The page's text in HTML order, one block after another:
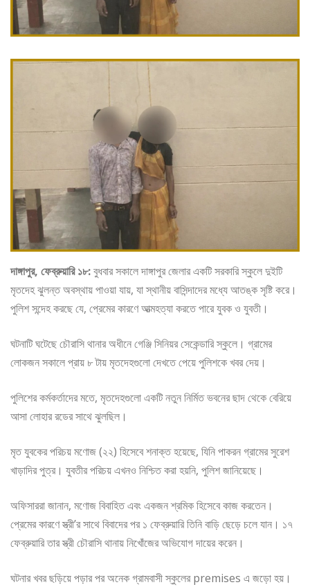
দাঙ্গাপুর, ফেব্রুয়ারি ১৮:বুধবার সকালে দাঙ্গাপুর জেলার একটি সরকারি স্কুলে দুইটি
মৃতদেহ ঝুলন্ত অবস্থায় পাওয়া যায়, যা স্থানীয় বাসিন্দাদের মধ্যে আতঙ্ক সৃষ্টি করে।
পুলিশ সন্দেহ করছে যে, প্রেমের কারণে আত্মহত্যা করতে পারে যুবক ও যুবতী।
ঘটনাটি ঘটেছে চৌরাসি থানার অধীনে গেঞ্জি সিনিয়র সেকেন্ডারি স্কুলে। গ্রামের
লোকজন সকালে প্রায় ৮ টায় মৃতদেহগুলো দেখতে পেয়ে পুলিশকে খবর দেয়।
পুলিশের কর্মকর্তাদের মতে, মৃতদেহগুলো একটি নতুন নির্মিত ভবনের ছাদ থেকে বেরিয়ে
আসা লোহার রডের সাথে ঝুলছিল।
মৃত যুবকের পরিচয় মণোজ (২২) হিসেবে শনাক্ত হয়েছে, যিনি পাকরন গ্রামের সুরেশ
খাড়াদির পুত্র। যুবতীর পরিচয় এখনও নিশ্চিত করা হয়নি, পুলিশ জানিয়েছে।
অফিসাররা জানান, মণোজ বিবাহিত এবং একজন শ্রমিক হিসেবে কাজ করতেন।
প্রেমের কারণে স্ত্রী’র সাথে বিবাদের পর ১ ফেব্রুয়ারি তিনি বাড়ি ছেড়ে চলে যান। ১৭
ফেব্রুয়ারি তার স্ত্রী চৌরাসি থানায় নিখোঁজের অভিযোগ দায়ের করেন।
ঘটনার খবর ছড়িয়ে পড়ার পর অনেক গ্রামবাসী স্কুলের premises এ জড়ো হয়।